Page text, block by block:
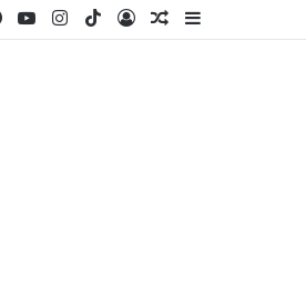
Sidebar
Random
Log
TikTok
Instagram
YouTube
Facebook